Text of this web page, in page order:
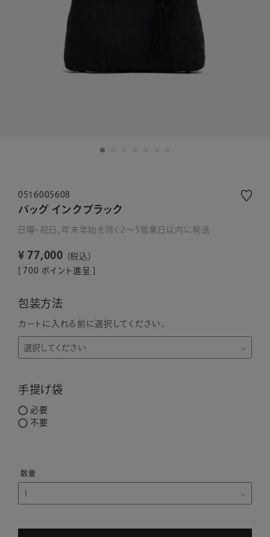
0516005608
バッグ インクブラック
日曜・祝日、年末年始を除く2～5営業日以内に発送
¥ 77,000
税込
700 ポイント進呈 ]
包装方法
カートに入れる前に選択してください。
手提げ袋
必要
不要